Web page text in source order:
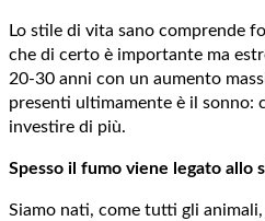
Lo stile di vita sano comprende
che di certo è importante ma
20-30 anni con un aumento
presenti ultimamente è il sonno:
investire di più.
Spesso il fumo viene legato allo
Siamo nati, come tutti gli